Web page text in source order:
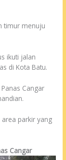
timur menuju
ikuti jalan
di Kota Batu.
Cangar
parkir yang
Cangar